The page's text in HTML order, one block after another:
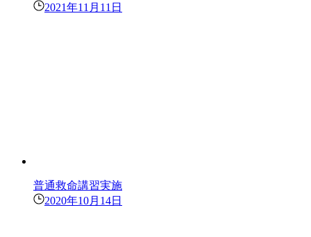
2021年11月11日
普通救命講習実施
2020年10月14日